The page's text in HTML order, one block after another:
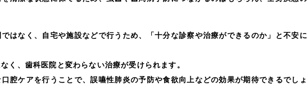
はなく、自宅や施設などで行うため、「十分な診察や治療ができるのか」と不安に
く、歯科医院と変わらない治療が受けられます。
腔ケアを行うことで、誤嚥性肺炎の予防や食欲向上などの効果が期待できるでしょ